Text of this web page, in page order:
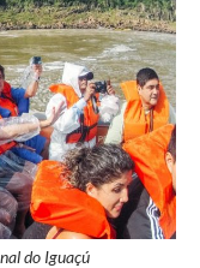
do Iguaçú